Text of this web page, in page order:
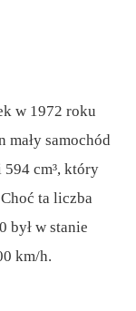
w 1972 roku
mały samochód
cm³, który
ta liczba
był w stanie
km/h.